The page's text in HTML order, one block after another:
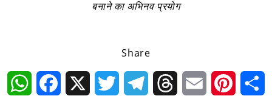
बनाने का अभिनव प्रयोग
Share
WhatsAppFacebook Twitter TelegramThreadsEmail